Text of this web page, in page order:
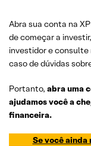
Abra sua conta na
de começar a
investidor e consulte
caso de dúvidas
Portanto, abra uma
ajudamos você a
financeira.
Se você ainda